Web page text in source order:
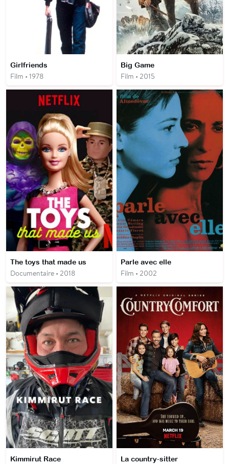
Girlfriends
Film • 1978
Big Game
Film • 2015
The toys that made us
Documentaire • 2018
Parle avec elle
Film • 2002
Kimmirut Race La country-sitter